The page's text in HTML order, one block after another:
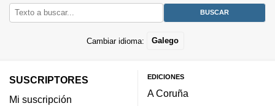
Cambiar idioma: Galego
SUSCRIPTORES
Mi suscripción
EDICIONES
A Coruña